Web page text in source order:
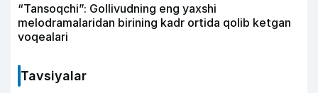
“Tansoqchi”: Gollivudning eng yaxshi
melodramalaridan birining kadr ortida qolib ketgan
voqealari
Tavsiyalar